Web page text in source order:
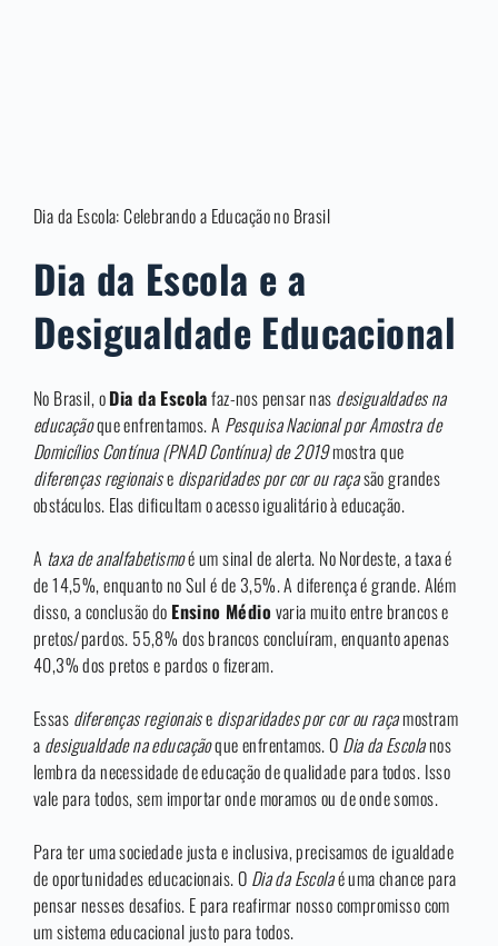
Dia da Escola: Celebrando a Educação no Brasil
Dia da Escola e a
Desigualdade Educacional
No Brasil, oDia da Escolafaz-nos pensar nas desigualdades na
educaçãoque enfrentamos. A Pesquisa Nacional por Amostra de
Domicílios Contínua (PNAD Contínua) de 2019mostra que
diferenças regionaise disparidades por cor ou raçasão grandes
obstáculos. Elas dificultam o acesso igualitário à educação.
A taxa de analfabetismoé um sinal de alerta. No Nordeste, a taxa é
de 14,5%, enquanto no Sul é de 3,5%. A diferença é grande. Além
disso, a conclusão do Ensino Médiovaria muito entre brancos e
pretos/pardos. 55,8% dos brancos concluíram, enquanto apenas
40,3% dos pretos e pardos o fizeram.
Essas diferenças regionaise disparidades por cor ou raçamostram
a desigualdade na educaçãoque enfrentamos. O Dia da Escolanos
lembra da necessidade de educação de qualidade para todos. Isso
vale para todos, sem importar onde moramos ou de onde somos.
Para ter uma sociedade justa e inclusiva, precisamos de igualdade
de oportunidades educacionais. O Dia da Escolaé uma chance para
pensar nesses desafios. E para reafirmar nosso compromisso com
um sistema educacional justo para todos.